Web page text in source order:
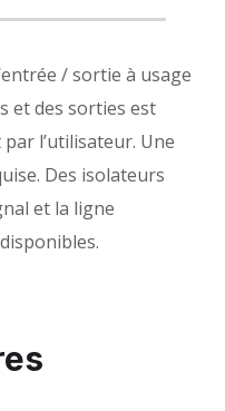
/ sortie à usage
et des sorties est
l’utilisateur. Une
Des isolateurs
et la ligne